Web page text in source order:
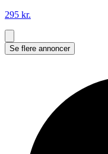
295 kr.
Se flere annoncer